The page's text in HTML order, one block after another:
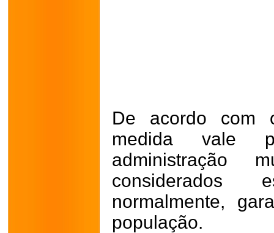
De acordo com
medida vale
administração
considerados
normalmente,
população.